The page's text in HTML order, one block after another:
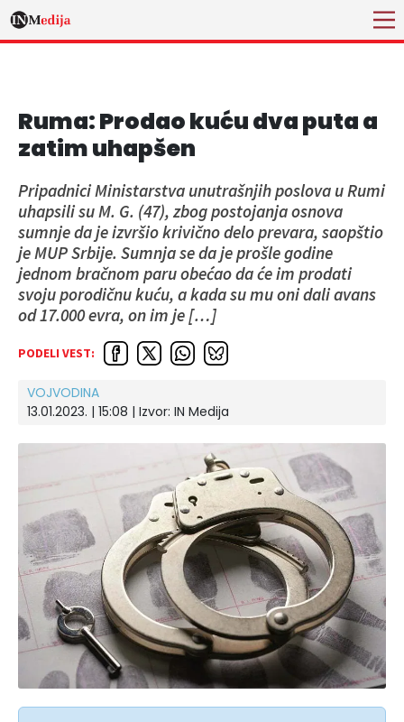
Ruma: Prodao kuću dva puta a
zatim uhapšen
Pripadnici Ministarstva unutrašnjih poslova u Rumi
uhapsili su M. G. (47), zbog postojanja osnova
sumnje da je izvršio krivično delo prevara, saopštio
je MUP Srbije. Sumnja se da je prošle godine
jednom bračnom paru obećao da će im prodati
svoju porodičnu kuću, a kada su mu oni dali avans
od 17.000 evra, on im je […]
PODELI VEST:
VOJVODINA
13.01.2023. | 15:08 | Izvor: IN Medija